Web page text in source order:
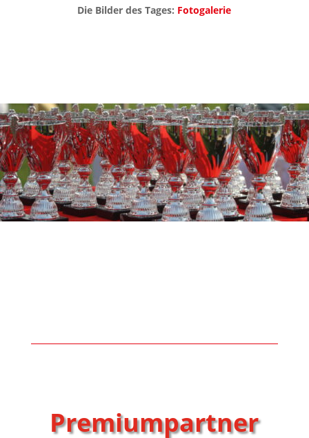
Die Bilder des Tages: Fotogalerie
Premiumpartner